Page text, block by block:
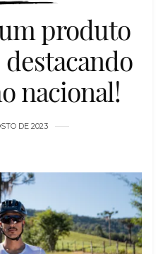
produto
nacional!
DE 2023